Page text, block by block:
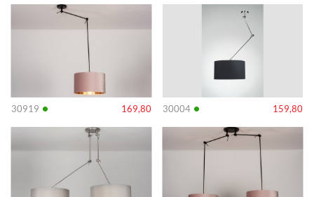
30919 • 169,80
Info
30004 • 159,80
Info
Info Info